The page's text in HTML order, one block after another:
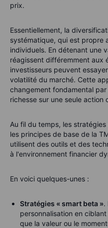
prix.
Essentiellement, la
systématique, qui est propre
individuels. En détenant une
réagissent différemment aux
investisseurs peuvent
volatilité du marché. Cette
changement fondamental
richesse sur une seule action
Au fil du temps, les
les principes de base de la
utilisent des outils et des
à l'environnement financier
En voici quelques-unes :
Stratégies « smart beta ».
personnalisation en
que la valeur ou le